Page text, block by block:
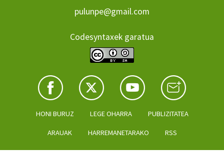
pulunpe@gmail.com
Codesyntaxek garatua
HONI BURUZ LEGE OHARRA PUBLIZITATEA
ARAUAK HARREMANETARAKO RSS